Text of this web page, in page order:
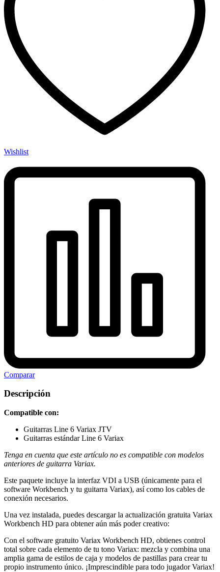
Wishlist
Comparar
Descripción
Compatible con:
Guitarras Line 6 Variax JTV
Guitarras estándar Line 6 Variax
Tenga en cuenta que este artículo no es compatible con modelos
anteriores de guitarra Variax.
Este paquete incluye la interfaz VDI a USB (únicamente para el
software Workbench y tu guitarra Variax), así como los cables de
conexión necesarios.
Una vez instalada, puedes descargar la actualización gratuita Variax
Workbench HD para obtener aún más poder creativo:
Con el software gratuito Variax Workbench HD, obtienes control
total sobre cada elemento de tu tono Variax: mezcla y combina una
amplia gama de estilos de caja y modelos de pastillas para crear tu
propio instrumento único. ¡Imprescindible para todo jugador Variax!